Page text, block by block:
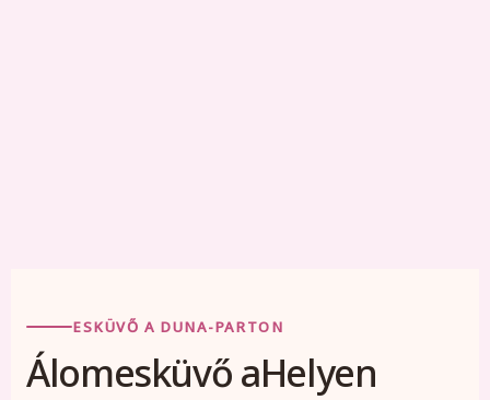
ESKÜVŐ A DUNA-PARTON
Álomesküvő aHelyen